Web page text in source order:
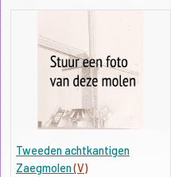
Tweeden achtkantigen
Zaegmolen(V)